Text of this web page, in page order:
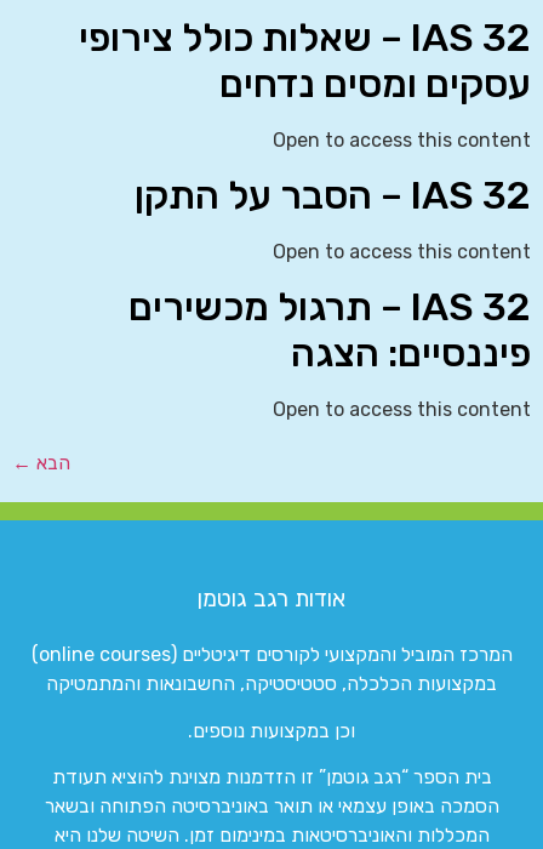
IAS 32 – שאלות כולל צירופי
עסקים ומסים נדחים
Open to access this content
IAS 32 – הסבר על התקן
Open to access this content
IAS 32 – תרגול מכשירים
פיננסיים: הצגה
Open to access this content
הבא ←
אודות רגב גוטמן
המרכז המוביל והמקצועי לקורסים דיגיטליים (online courses)
במקצועות הכלכלה, סטטיסטיקה, החשבונאות והמתמטיקה
וכן במקצועות נוספים.
בית הספר “רגב גוטמן” זו הזדמנות מצוינת להוציא תעודת
הסמכה באופן עצמאי או תואר באוניברסיטה הפתוחה ובשאר
המכללות והאוניברסיטאות במינימום זמן. השיטה שלנו היא